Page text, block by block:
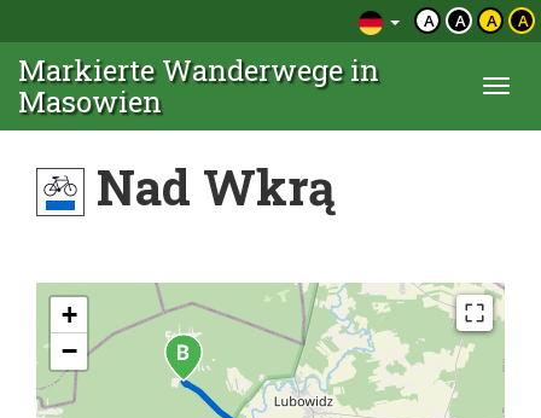
A A A A
Markierte Wanderwege in
Masowien
Nad Wkrą
+
−